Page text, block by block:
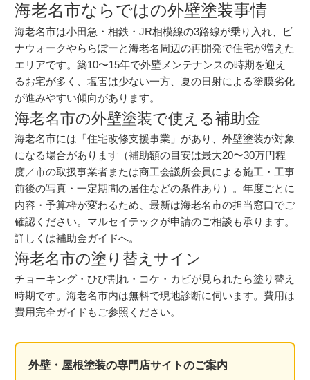
海老名市ならではの外壁塗装事情
海老名市は小田急・相鉄・JR相模線の3路線が乗り入れ、ビ
ナウォークやららぽーと海老名周辺の再開発で住宅が増えた
エリアです。築10〜15年で外壁メンテナンスの時期を迎え
るお宅が多く、塩害は少ない一方、夏の日射による塗膜劣化
が進みやすい傾向があります。
海老名市の外壁塗装で使える補助金
海老名市には「住宅改修支援事業」があり、外壁塗装が対象
になる場合があります（補助額の目安は最大20〜30万円程
度／市の取扱事業者または商工会議所会員による施工・工事
前後の写真・一定期間の居住などの条件あり）。年度ごとに
内容・予算枠が変わるため、最新は海老名市の担当窓口でご
確認ください。マルセイテックが申請のご相談も承ります。
詳しくは補助金ガイドへ。
海老名市の塗り替えサイン
チョーキング ・ ひび割れ ・ コケ・カビが見られたら塗り替え
時期です。海老名市内は無料で現地診断に伺います。費用は
費用完全ガイド もご参照ください。
外壁・屋根塗装の専門店サイトのご案内